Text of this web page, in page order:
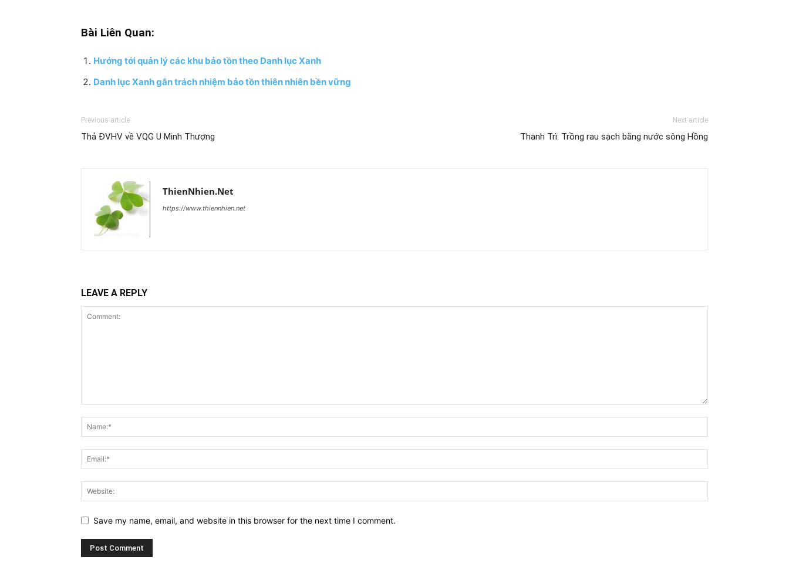
Bài Liên Quan:
Hướng tới quản lý các khu bảo tồn theo Danh lục Xanh
Danh lục Xanh gắn trách nhiệm bảo tồn thiên nhiên bền vững
Previous article
Thả ĐVHV về VQG U Minh Thượng
Next article
Thanh Trì: Trồng rau sạch bằng nước sông Hồng
ThienNhien.Net
https://www.thiennhien.net
LEAVE A REPLY
Save my name, email, and website in this browser for the next time I comment.